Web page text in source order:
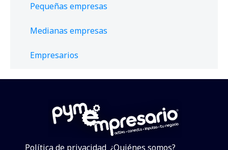
Pequeñas empresas
Medianas empresas
Empresarios
Política de privacidad ¿Quiénes somos?